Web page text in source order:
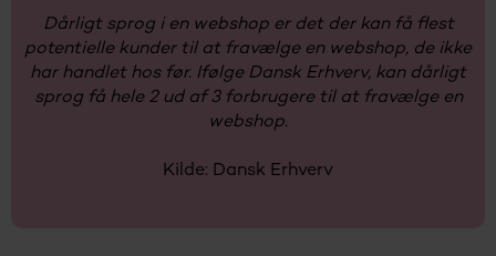
Dårligt sprog i en webshop er det der kan få flest
potentielle kunder til at fravælge en webshop, de ikke
har handlet hos før. Ifølge Dansk Erhverv, kan dårligt
sprog få hele 2 ud af 3 forbrugere til at fravælge en
webshop.
Kilde: Dansk Erhverv